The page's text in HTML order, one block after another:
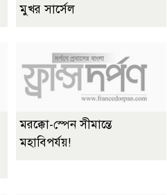
মুখর সার্সেল
মরক্কো-স্পেন সীমান্তে
মহাবিপর্যয়!